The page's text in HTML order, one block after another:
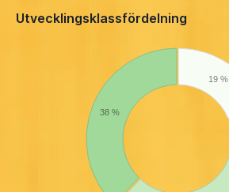
Utvecklingsklassfördelning
19 %
38 %